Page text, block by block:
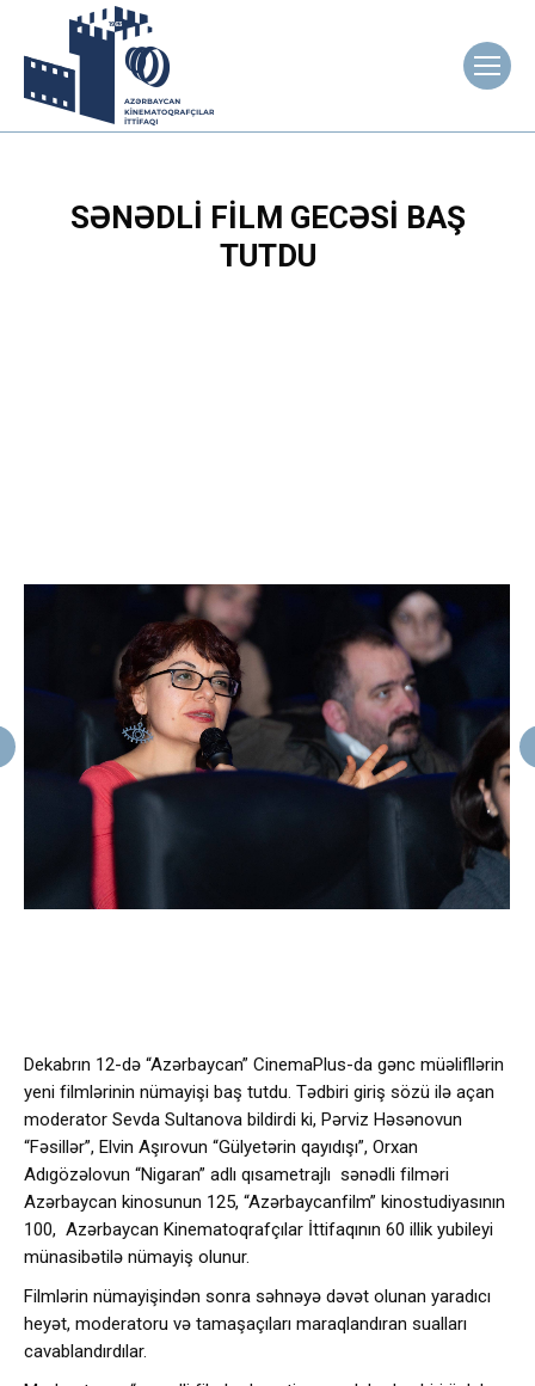
SƏNƏDLI FILM GECƏSI BAŞ
TUTDU
Dekabrın 12-də “Azərbaycan” CinemaPlus-da gənc müəlifllərin
yeni filmlərinin nümayişi baş tutdu. Tədbiri giriş sözü ilə açan
moderator Sevda Sultanova bildirdi ki, Pərviz Həsənovun
“Fəsillər”, Elvin Aşırovun “Gülyetərin qayıdışı”, Orxan
Adıgözəlovun “Nigaran” adlı qısametrajlı sənədli filməri
Azərbaycan kinosunun 125, “Azərbaycanfilm” kinostudiyasının
100, Azərbaycan Kinematoqrafçılar İttifaqının 60 illik yubileyi
münasibətilə nümayiş olunur.
Filmlərin nümayişindən sonra səhnəyə dəvət olunan yaradıcı
heyət, moderatoru və tamaşaçıları maraqlandıran sualları
cavablandırdılar.